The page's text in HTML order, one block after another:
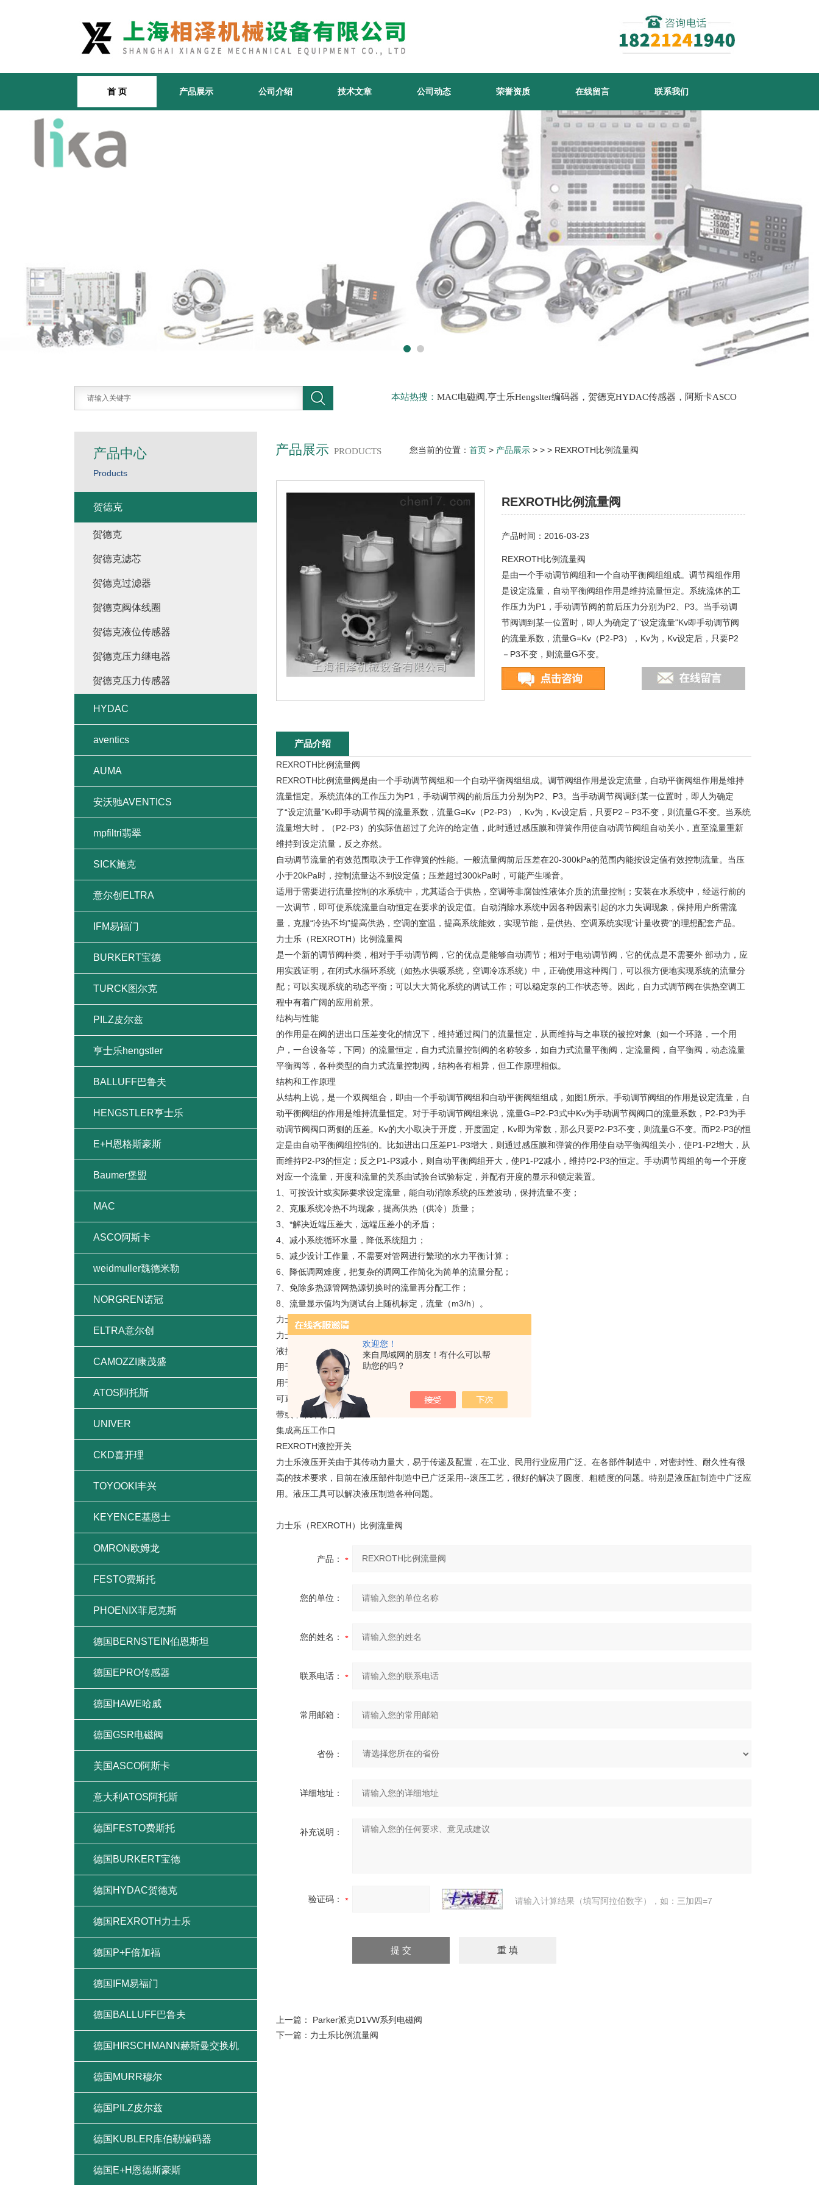
欢迎您！
来自局域网的朋友！有什么可以帮
助您的吗？
首 页 产品展示 公司介绍 技术文章 公司动态 荣誉资质 在线留言 联系我们
本站热搜： MAC电磁阀,亨士乐Hengslter编码器，贺德克HYDAC传感器，阿斯卡ASCO
产品展示 PRODUCTS 您当前的位置： 首页 > 产品展示 > > > REXROTH比例流量阀
REXROTH比例流量阀
产品时间：2016-03-23
REXROTH比例流量阀
是由一个手动调节阀组和一个自动平衡阀组组成。调节阀组作用
是设定流量，自动平衡阀组作用是维持流量恒定。系统流体的工
作压力为P1，手动调节阀的前后压力分别为P2、P3。当手动调
节阀调到某一位置时，即人为确定了“设定流量"Kv即手动调节阀
的流量系数，流量G=Kv（P2-P3），Kv为，Kv设定后，只要P2
－P3不变，则流量G不变。
产品介绍
REXROTH比例流量阀
REXROTH比例流量阀是由一个手动调节阀组和一个自动平衡阀组组成。调节阀组作用是设定流量，自动平衡阀组作用是维持
流量恒定。系统流体的工作压力为P1，手动调节阀的前后压力分别为P2、P3。当手动调节阀调到某一位置时，即人为确定
了“设定流量”Kv即手动调节阀的流量系数，流量G=Kv（P2-P3），Kv为，Kv设定后，只要P2－P3不变，则流量G不变。当系统
流量增大时，（P2-P3）的实际值超过了允许的给定值，此时通过感压膜和弹簧作用使自动调节阀组自动关小，直至流量重新
维持到设定流量，反之亦然。
自动调节流量的有效范围取决于工作弹簧的性能。一般流量阀前后压差在20-300kPa的范围内能按设定值有效控制流量。当压
小于20kPa时，控制流量达不到设定值；压差超过300kPa时，可能产生噪音。
适用于需要进行流量控制的水系统中，尤其适合于供热，空调等非腐蚀性液体介质的流量控制；安装在水系统中，经运行前的
一次调节，即可使系统流量自动恒定在要求的设定值。自动消除水系统中因各种因素引起的水力失调现象，保持用户所需流
量，克服“冷热不均”提高供热，空调的室温，提高系统能效，实现节能，是供热、空调系统实现“计量收费”的理想配套产品。
力士乐（REXROTH）比例流量阀
是一个新的调节阀种类，相对于手动调节阀，它的优点是能够自动调节；相对于电动调节阀，它的优点是不需要外 部动力，应
用实践证明，在闭式水循环系统（如热水供暖系统，空调冷冻系统）中，正确使用这种阀门，可以很方便地实现系统的流量分
配；可以实现系统的动态平衡；可以大大简化系统的调试工作；可以稳定泵的工作状态等。因此，自力式调节阀在供热空调工
程中有着广阔的应用前景。
结构与性能
的作用是在阀的进出口压差变化的情况下，维持通过阀门的流量恒定，从而维持与之串联的被控对象（如一个环路，一个用
户，一台设备等，下同）的流量恒定，自力式流量控制阀的名称较多，如自力式流量平衡阀，定流量阀，自平衡阀，动态流量
平衡阀等，各种类型的自力式流量控制阀，结构各有相异，但工作原理相似。
结构和工作原理
从结构上说，是一个双阀组合，即由一个手动调节阀组和自动平衡阀组组成，如图1所示。手动调节阀组的作用是设定流量，自
动平衡阀组的作用是维持流量恒定。对于手动调节阀组来说，流量G=P2-P3式中Kv为手动调节阀阀口的流量系数，P2-P3为手
动调节阀阀口两侧的压差。Kv的大小取决于开度，开度固定，Kv即为常数，那么只要P2-P3不变，则流量G不变。而P2-P3的恒
定是由自动平衡阀组控制的。比如进出口压差P1-P3增大，则通过感压膜和弹簧的作用使自动平衡阀组关小，使P1-P2增大，从
而维持P2-P3的恒定；反之P1-P3减小，则自动平衡阀组开大，使P1-P2减小，维持P2-P3的恒定。手动调节阀组的每一个开度
对应一个流量，开度和流量的关系由试验台试验标定，并配有开度的显示和锁定装置。
1、可按设计或实际要求设定流量，能自动消除系统的压差波动，保持流量不变；
2、克服系统冷热不均现象，提高供热（供冷）质量；
3、*解决近端压差大，远端压差小的矛盾；
4、减小系统循环水量，降低系统阻力；
5、减少设计工作量，不需要对管网进行繁琐的水力平衡计算；
6、降低调网难度，把复杂的调网工作简化为简单的流量分配；
7、免除多热源管网热源切换时的流量再分配工作；
8、流量显示值均为测试台上随机标定，流量（m3/h）。
力士乐（REXROTH）比例流量阀
力士乐液控开关，德国力士乐
液控先导式充液阀（单向阀）
用于螺纹连接（适用于25和32规格）
用于法兰连接（适用于40规格或更大）
可直接安装在工作油缸上
带或不带卸载功能
集成高压工作口
REXROTH液控开关
力士乐液压开关由于其传动力量大，易于传递及配置，在工业、民用行业应用广泛。在各部件制造中，对密封性、耐久性有很
高的技术要求，目前在液压部件制造中已广泛采用--滚压工艺，很好的解决了圆度、粗糙度的问题。特别是液压缸制造中广泛应
用。液压工具可以解决液压制造各种问题。
力士乐（REXROTH）比例流量阀
产品：
您的单位：
您的姓名：
联系电话：
常用邮箱：
省份：
详细地址：
补充说明：
验证码： 请输入计算结果（填写阿拉伯数字），如：三加四=7
上一篇： Parker派克D1VW系列电磁阀
下一篇： 力士乐比例流量阀
产品中心
Products
贺德克
贺德克
贺德克滤芯
贺德克过滤器
贺德克阀体线圈
贺德克液位传感器
贺德克压力继电器
贺德克压力传感器
HYDAC
aventics
AUMA
安沃驰AVENTICS
mpfiltri翡翠
SICK施克
意尔创ELTRA
IFM易福门
BURKERT宝德
TURCK图尔克
PILZ皮尔兹
亨士乐hengstler
BALLUFF巴鲁夫
HENGSTLER亨士乐
E+H恩格斯豪斯
Baumer堡盟
MAC
ASCO阿斯卡
weidmuller魏德米勒
NORGREN诺冠
ELTRA意尔创
CAMOZZI康茂盛
ATOS阿托斯
UNIVER
CKD喜开理
TOYOOKI丰兴
KEYENCE基恩士
OMRON欧姆龙
FESTO费斯托
PHOENIX菲尼克斯
德国BERNSTEIN伯恩斯坦
德国EPRO传感器
德国HAWE哈威
德国GSR电磁阀
美国ASCO阿斯卡
意大利ATOS阿托斯
德国FESTO费斯托
德国BURKERT宝德
德国HYDAC贺德克
德国REXROTH力士乐
德国P+F倍加福
德国IFM易福门
德国BALLUFF巴鲁夫
德国HIRSCHMANN赫斯曼交换机
德国MURR穆尔
德国PILZ皮尔兹
德国KUBLER库伯勒编码器
德国E+H恩德斯豪斯